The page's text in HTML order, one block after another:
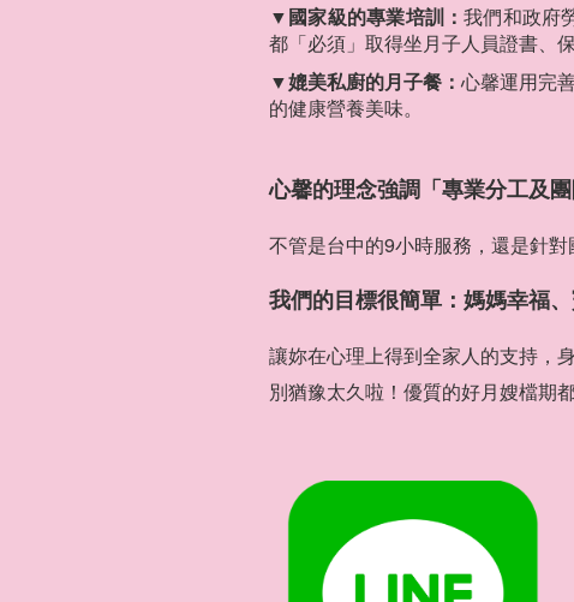
▼國家級的專業培訓：我們和政府
都「必須」取得坐月子人員證書、
▼媲美私廚的月子餐： 心馨運用完
的健康營養美味。
心馨的理念強調「專業分工及團
不管是台中的9小時服務，還是針
我們的目標很簡單：媽媽幸福
讓妳在心理上得到全家人的支持，
別猶豫太久啦！優質的好月嫂檔期